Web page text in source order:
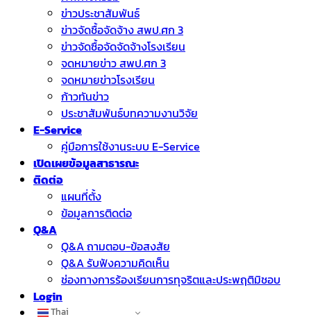
ข่าวประชาสัมพันธ์
ข่าวจัดชื้อจัดจ้าง สพป.ศก 3
ข่าวจัดซื้อจัดจัดจ้างโรงเรียน
จดหมายข่าว สพป.ศก 3
จดหมายข่าวโรงเรียน
ก้าวทันข่าว
ประชาสัมพันธ์บทความงานวิจัย
E-Service
คู่มือการใช้งานระบบ E-Service
เปิดเผยข้อมูลสาธารณะ
ติดต่อ
แผนที่ตั้ง
ข้อมูลการติดต่อ
Q&A
Q&A ถามตอบ-ข้อสงสัย
Q&A รับฟังความคิดเห็น
ช่องทางการร้องเรียนการทุจริตและประพฤติมิชอบ
Login
Thai